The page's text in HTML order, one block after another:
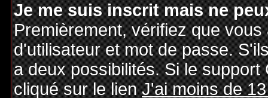
Je me suis inscrit mais ne
Premièrement, vérifiez que
d'utilisateur et mot de passe.
a deux possibilités. Si le
cliqué sur le lienJ'ai moins de